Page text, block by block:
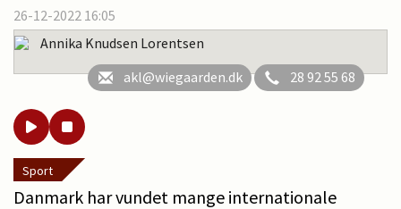
26-12-2022 16:05
Annika Knudsen Lorentsen
akl@wiegaarden.dk
28 92 55 68
Sport
Danmark har vundet mange internationale